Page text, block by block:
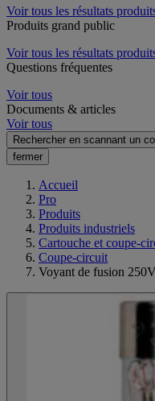
Voir tous les résultats
Produits grand public
Voir tous les résultats
Questions fréquentes
Voir tous
Documents & articles
Voir tous
Rechercher en scannant un
fermer
Accueil
Pro
Produits
Produits industriels
Cartouche et coupe-
Coupe-circuit
Voyant de fusion